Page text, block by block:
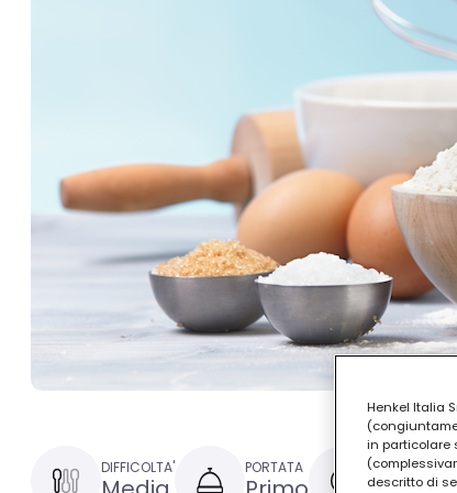
DIFFICOLTA' PORTATA TEMPO DI
Henkel Italia
in particolare
descritto di